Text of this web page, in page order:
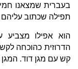
בעברית שמצאנו
תפילה שכתוב עליהם
הוא אפילו מצביע
הדרוזית כהוכחה
קש עם מגן דוד.